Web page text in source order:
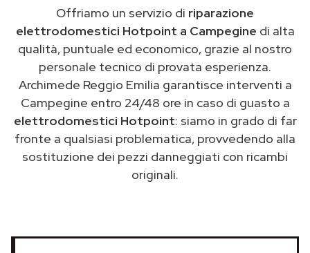
Offriamo un servizio di riparazione
elettrodomestici Hotpoint a Campegine di alta
qualità, puntuale ed economico, grazie al nostro
personale tecnico di provata esperienza.
Archimede Reggio Emilia garantisce interventi a
Campegine entro 24/48 ore in caso di guasto a
elettrodomestici Hotpoint: siamo in grado di far
fronte a qualsiasi problematica, provvedendo alla
sostituzione dei pezzi danneggiati con ricambi
originali.